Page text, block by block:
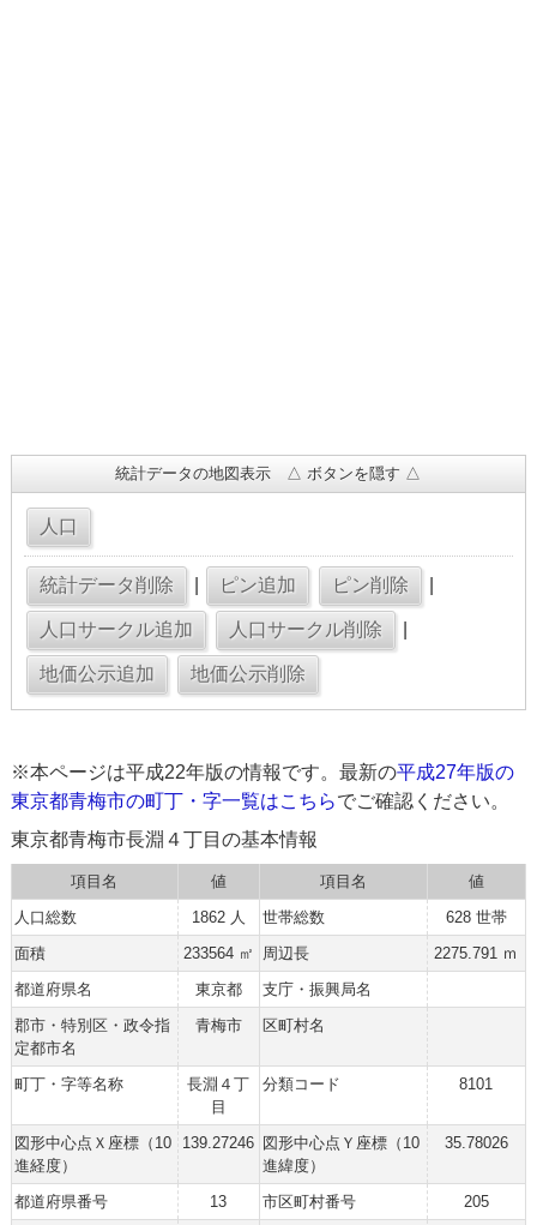
統計データの地図表示 △ ボタンを隠す △
※本ページは平成22年版の情報です。最新の平成27年版の
東京都青梅市の町丁・字一覧はこちらでご確認ください。
東京都青梅市長淵４丁目の基本情報
項目名 値 項目名
値
人口総数
1862 人 世帯総数
628 世帯
面積
233564 ㎡ 周辺長
2275.791 ｍ
都道府県名
東京都
支庁・振興局名
郡市・特別区・政令指
定都市名
青梅市 区町村名
町丁・字等名称
長淵４丁
目
分類コード 8101
図形中心点Ｘ座標（10
進経度）
139.27246 図形中心点Ｙ座標（10
進緯度）
35.78026
都道府県番号 13 市区町村番号 205